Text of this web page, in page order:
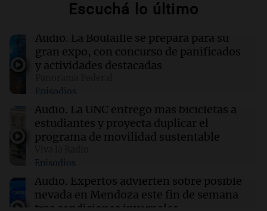
Padres presentes, pero distraídos: ¿Qué pasa
con un niño cuando el padre mira mucho el
teléfono?
16:58 Mundo
Comienza ensayo de vacunas para prevenir el
cáncer de colon antes de su desarrollo
El sistema Lince permitió detener a
“Pescado”, prófugo ligado a la banda de
“Lichi” Romero
Escuchá lo último
Audio. La Boulaille se prepara para su
gran expo, con concurso de panificados
y actividades destacadas
Episodios
Audio. La UNC entregó más bicicletas a
estudiantes y proyecta duplicar el
programa de movilidad sustentable
Episodios
Audio. Expertos advierten sobre posible
nevada en Mendoza este fin de semana